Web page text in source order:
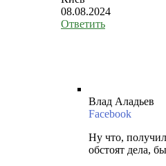
08.08.2024
Ответить
Влад Аладьев
Facebook
Ну что,
обстоят дела,